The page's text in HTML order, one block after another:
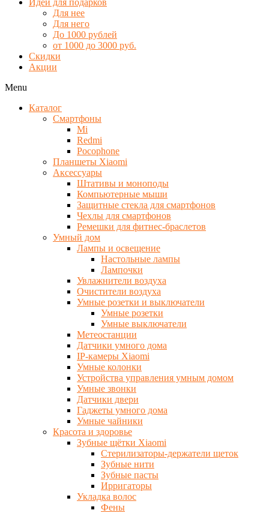
Идеи для подарков
Для нее
Для него
До 1000 рублей
от 1000 до 3000 руб.
Скидки
Акции
Menu
Каталог
Смартфоны
Mi
Redmi
Pocophone
Планшеты Xiaomi
Аксессуары
Штативы и моноподы
Компьютерные мыши
Защитные стекла для смартфонов
Чехлы для смартфонов
Ремешки для фитнес-браслетов
Умный дом
Лампы и освещение
Настольные лампы
Лампочки
Увлажнители воздуха
Очистители воздуха
Умные розетки и выключатели
Умные розетки
Умные выключатели
Метеостанции
Датчики умного дома
IP-камеры Xiaomi
Умные колонки
Устройства управления умным домом
Умные звонки
Датчики двери
Гаджеты умного дома
Умные чайники
Красота и здоровье
Зубные щётки Xiaomi
Стерилизаторы-держатели щеток
Зубные нити
Зубные пасты
Ирригаторы
Укладка волос
Фены